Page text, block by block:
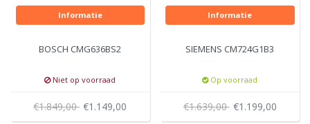
Informatie
BOSCH CMG636BS2
Niet op voorraad
€1.849,00 €1.149,00
Informatie
SIEMENS CM724G1B3
Op voorraad
€1.639,00 €1.199,00